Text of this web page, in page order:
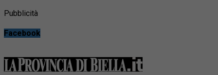
Pubblicità
Facebook